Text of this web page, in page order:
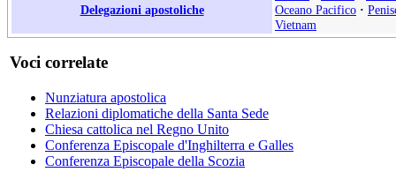
Delegazioni apostoliche
Oceano Pacifico ·
Vietnam
Voci correlate
Nunziatura apostolica
Relazioni diplomatiche della Santa Sede
Chiesa cattolica nel Regno Unito
Conferenza Episcopale d'Inghilterra e Galles
Conferenza Episcopale della Scozia